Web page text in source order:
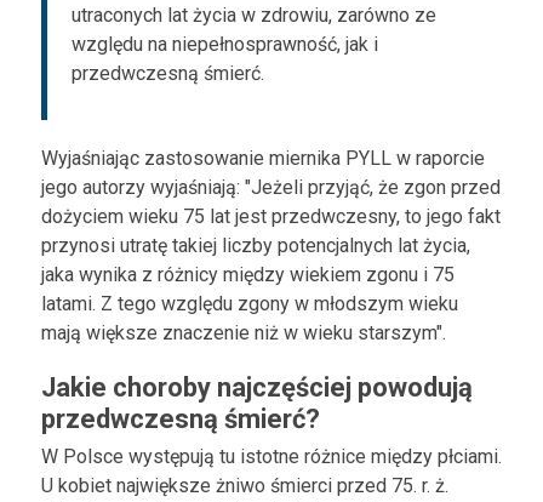
utraconych lat życia w zdrowiu, zarówno ze
względu na niepełnosprawność, jak i
przedwczesną śmierć.
Wyjaśniając zastosowanie miernika PYLL w raporcie
jego autorzy wyjaśniają: "Jeżeli przyjąć, że zgon przed
dożyciem wieku 75 lat jest przedwczesny, to jego fakt
przynosi utratę takiej liczby potencjalnych lat życia,
jaka wynika z różnicy między wiekiem zgonu i 75
latami. Z tego względu zgony w młodszym wieku
mają większe znaczenie niż w wieku starszym".
Jakie choroby najczęściej powodują
przedwczesną śmierć?
W Polsce występują tu istotne różnice między płciami.
U kobiet największe żniwo śmierci przed 75. r. ż.